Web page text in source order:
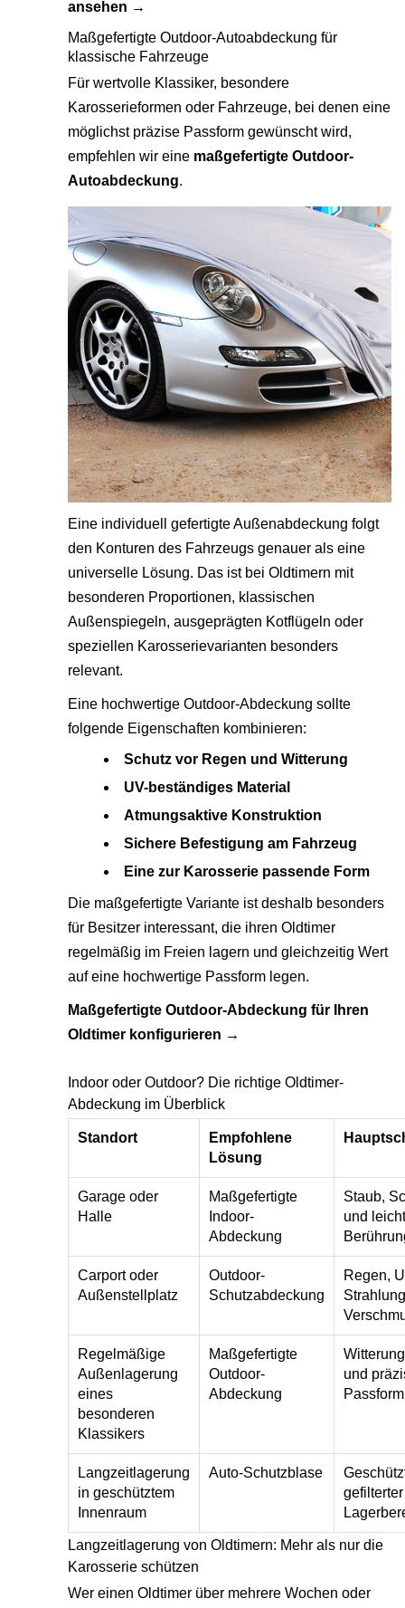
ansehen →
Maßgefertigte Outdoor-Autoabdeckung für
klassische Fahrzeuge
Für wertvolle Klassiker, besondere
Karosserieformen oder Fahrzeuge, bei denen eine
möglichst präzise Passform gewünscht wird,
empfehlen wir eine maßgefertigte Outdoor-
Autoabdeckung.
Eine individuell gefertigte Außenabdeckung folgt
den Konturen des Fahrzeugs genauer als eine
universelle Lösung. Das ist bei Oldtimern mit
besonderen Proportionen, klassischen
Außenspiegeln, ausgeprägten Kotflügeln oder
speziellen Karosserievarianten besonders
relevant.
Eine hochwertige Outdoor-Abdeckung sollte
folgende Eigenschaften kombinieren:
Schutz vor Regen und Witterung
UV-beständiges Material
Atmungsaktive Konstruktion
Sichere Befestigung am Fahrzeug
Eine zur Karosserie passende Form
Die maßgefertigte Variante ist deshalb besonders
für Besitzer interessant, die ihren Oldtimer
regelmäßig im Freien lagern und gleichzeitig Wert
auf eine hochwertige Passform legen.
Maßgefertigte Outdoor-Abdeckung für Ihren
Oldtimer konfigurieren →
Indoor oder Outdoor? Die richtige Oldtimer-
Abdeckung im Überblick
Standort
Empfohlene
Lösung
Garage oder
Halle
Maßgefertigte
Indoor-
Abdeckung
Staub,
und
Carport oder
Außenstellplatz
Outdoor-
Schutzabdeckung
Regen,
Regelmäßige
Außenlagerung
eines
besonderen
Klassikers
Maßgefertigte
Outdoor-
Abdeckung
und
Passform
Langzeitlagerung
in geschütztem
Innenraum
Auto-Schutzblase
gefilterter
Langzeitlagerung von Oldtimern: Mehr als nur die
Karosserie schützen
Wer einen Oldtimer über mehrere Wochen oder